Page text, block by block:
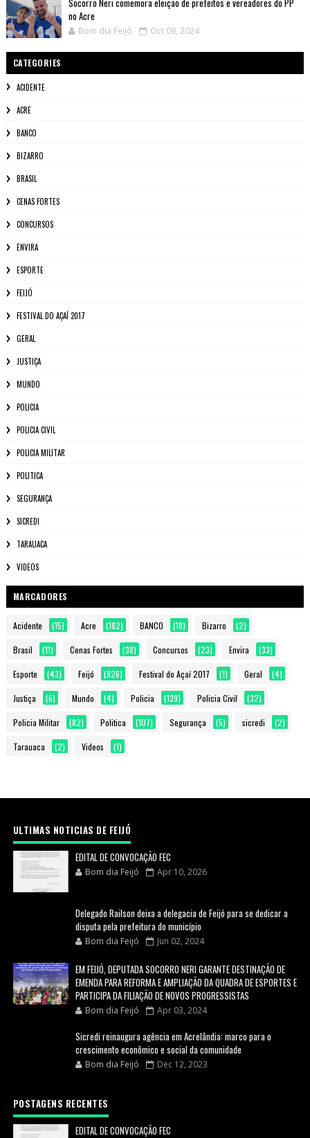
Socorro Neri comemora eleição de prefeitos e vereadores do PP
no Acre
Bom dia Feijó Oct 09, 2024
CATEGORIES
ACIDENTE
ACRE
BANCO
BIZARRO
BRASIL
CENAS FORTES
CONCURSOS
ENVIRA
ESPORTE
FEIJÓ
FESTIVAL DO AÇAÍ 2017
GERAL
JUSTIÇA
MUNDO
POLICIA
POLICIA CIVIL
POLICIA MILITAR
POLITICA
SEGURANÇA
SICREDI
TARAUACA
VIDEOS
MARCADORES
Acidente (15) Acre (182) BANCO (18) Bizarro (2)
Brasil (11) Cenas Fortes (38) Concursos (23) Envira (33)
Esporte (43) Feijó (826) Festival do Açaí 2017 (1) Geral (4)
Justiça (6) Mundo (4) Policia (139) Policia Civil (32)
Policia Militar (82) Politica (107) Segurança (5) sicredi (2)
Tarauaca (2) Videos (1)
ULTIMAS NOTICIAS DE FEIJÓ
EDITAL DE CONVOCAÇÃO FEC
Bom dia Feijó Apr 10, 2026
Delegado Railson deixa a delegacia de Feijó para se dedicar a
disputa pela prefeitura do município
Bom dia Feijó Jun 02, 2024
EM FEIJÓ, DEPUTADA SOCORRO NERI GARANTE DESTINAÇÃO DE
EMENDA PARA REFORMA E AMPLIAÇÃO DA QUADRA DE ESPORTES E
PARTICIPA DA FILIAÇÃO DE NOVOS PROGRESSISTAS
Bom dia Feijó Apr 03, 2024
Sicredi reinaugura agência em Acrelândia: marco para o
crescimento econômico e social da comunidade
Bom dia Feijó Dec 12, 2023
POSTAGENS RECENTES
EDITAL DE CONVOCAÇÃO FEC